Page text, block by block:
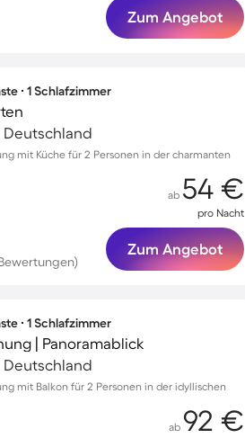
Zum Angebot
∙ 1 Schlafzimmer
mit Küche für 2 Personen in der charmanten
ab 54 €
pro Nacht
Zum Angebot
∙ 1 Schlafzimmer
| Panoramablick
mit Balkon für 2 Personen in der idyllischen
ab 92 €